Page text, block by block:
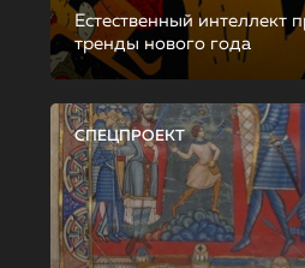
Естественный интеллект
тренды нового года
СПЕЦПРОЕКТ